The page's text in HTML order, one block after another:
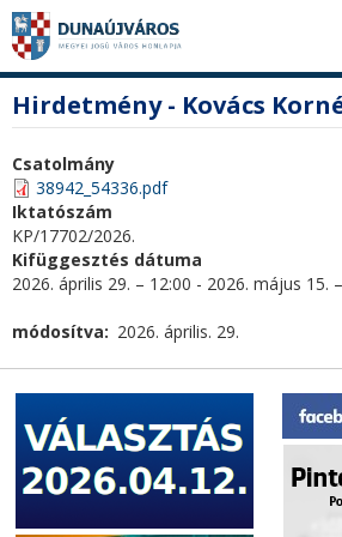
Ugrás
tartalomhoz
Ugrás
navigációhoz
Ugrás
kereséshez
a
honlapon
tartalom
Hirdetmény - Kovács
Csatolmány
38942_54336.pdf
Iktatószám
KP/17702/2026.
Kifüggesztés dátuma
2026. április 29. – 12:00 - 2026. május 15.
módosítva 2026. április. 29.